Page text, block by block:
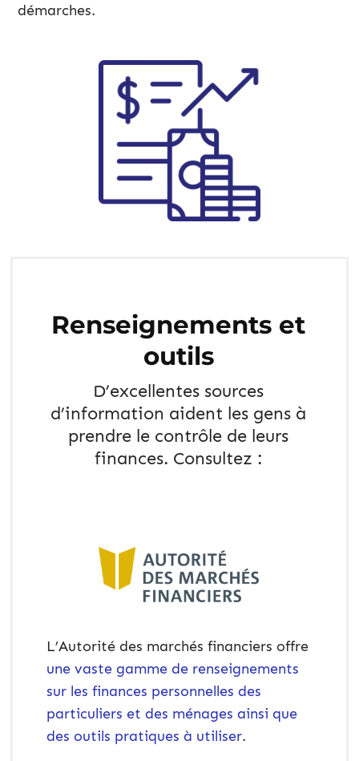
démarches.
Renseignements et
outils
D’excellentes sources
d’information aident les gens à
prendre le contrôle de leurs
finances. Consultez :
L’Autorité des marchés financiers offre
une vaste gamme de renseignements
sur les finances personnelles des
particuliers et des ménages ainsi que
des outils pratiques à utiliser.